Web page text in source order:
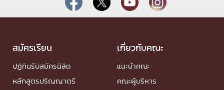
สมัครเรียน
ปฏิทินรับสมัครนิสิต
หลักสูตรปริญญาตรี
เกี่ยวกับคณะ
แนะนำคณะ
คณะผู้บริหาร